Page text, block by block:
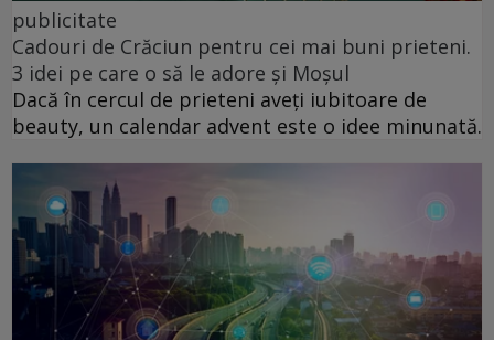
publicitate
Cadouri de Crăciun pentru cei mai buni prieteni.
3 idei pe care o să le adore și Moșul
Dacă în cercul de prieteni aveți iubitoare de
beauty, un calendar advent este o idee minunată.